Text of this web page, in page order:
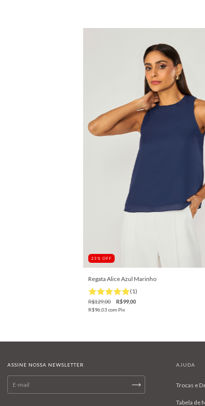
23 % OFF
Regata Alice Azul Marinho
(1)
R$129,00 R$99,00
R$96,03 com Pix
ASSINE NOSSA NEWSLETTER AJUDA
Trocas e
Tabela de